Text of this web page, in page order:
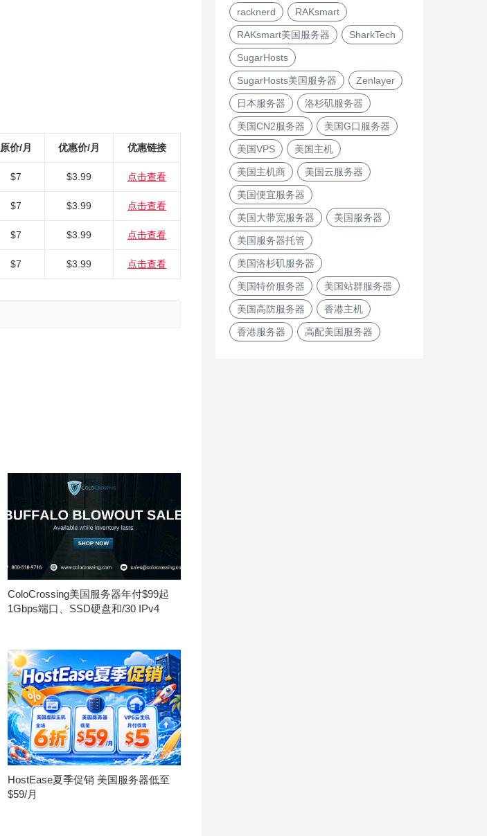
原价/月 优惠价/月 优惠链接
$7 $3.99 点击查看
$7 $3.99 点击查看
$7 $3.99 点击查看
$7 $3.99 点击查看
ColoCrossing美国服务器年付$99起
1Gbps端口、SSD硬盘和/30 IPv4
HostEase夏季促销 美国服务器低至
$59/月
racknerd RAKsmart
RAKsmart美国服务器 SharkTech
SugarHosts
SugarHosts美国服务器 Zenlayer
日本服务器 洛杉矶服务器
美国CN2服务器 美国G口服务器
美国VPS 美国主机
美国主机商 美国云服务器
美国便宜服务器
美国大带宽服务器 美国服务器
美国服务器托管
美国洛杉矶服务器
美国特价服务器 美国站群服务器
美国高防服务器 香港主机
香港服务器 高配美国服务器